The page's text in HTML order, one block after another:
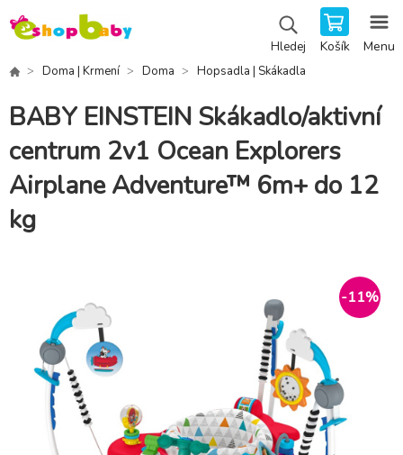
Hledej Košík Menu
Doma | Krmení Doma Hopsadla | Skákadla
BABY EINSTEIN Skákadlo/aktivní
centrum 2v1 Ocean Explorers
Airplane Adventure™ 6m+ do 12
kg
-11%